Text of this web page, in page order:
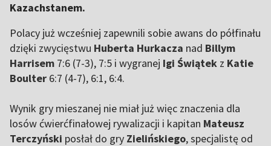
Kazachstanem.
Polacy już wcześniej zapewnili sobie awans do półfinału
dzięki zwycięstwu Huberta Hurkacza nad Billym
Harrisem 7:6 (7-3), 7:5 i wygranej Igi Świątek z Katie
Boulter 6:7 (4-7), 6:1, 6:4.
Wynik gry mieszanej nie miał już więc znaczenia dla
losów ćwierćfinałowej rywalizacji i kapitan Mateusz
Terczyński posłał do gry Zielińskiego, specjalistę od